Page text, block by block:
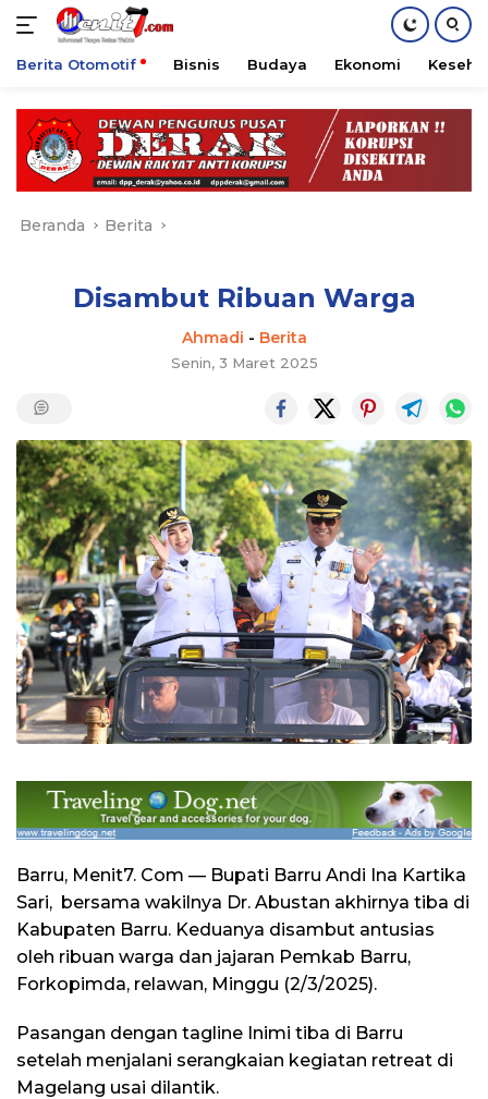
konten
Berita Otomotif Bisnis Budaya Ekonomi
Beranda Berita
Disambut Ribuan Warga
Ahmadi - Berita
Senin, 3 Maret 2025
Barru, Menit7. Com — Bupati Barru Andi Ina Kartika
Sari, bersama wakilnya Dr. Abustan akhirnya tiba di
Kabupaten Barru. Keduanya disambut antusias
oleh ribuan warga dan jajaran Pemkab Barru,
Forkopimda, relawan, Minggu (2/3/2025).
Pasangan dengan tagline Inimi tiba di Barru
setelah menjalani serangkaian kegiatan retreat di
Magelang usai dilantik.